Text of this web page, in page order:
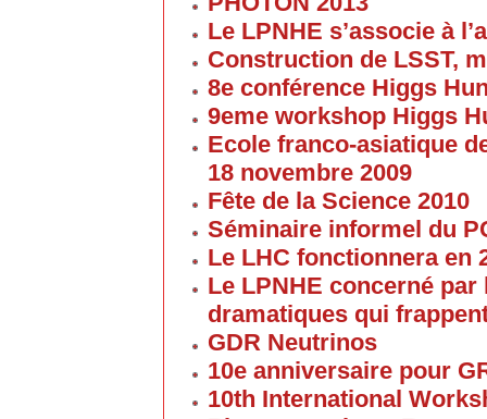
Le LPNHE s’associe à
Construction de LSST,
8e conférence Higgs
9eme workshop Higgs
Ecole franco-asiatique
18 novembre 2009
Fête de la Science 2010
Séminaire informel du
Le LHC fonctionnera en
Le LPNHE concerné par
dramatiques qui
GDR Neutrinos
10e anniversaire pour
10th International